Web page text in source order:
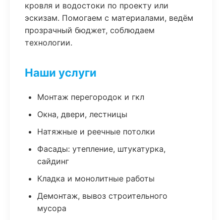
кровля и водостоки по проекту или
эскизам. Помогаем с материалами, ведём
прозрачный бюджет, соблюдаем
технологии.
Наши услуги
Монтаж перегородок и гкл
Окна, двери, лестницы
Натяжные и реечные потолки
Фасады: утепление, штукатурка,
сайдинг
Кладка и монолитные работы
Демонтаж, вывоз строительного
мусора